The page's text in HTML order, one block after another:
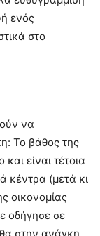
ενός
στο
να
Το βάθος της
είναι τέτοια
κέντρα (μετά κι
οικονομίας
οδήγησε σε